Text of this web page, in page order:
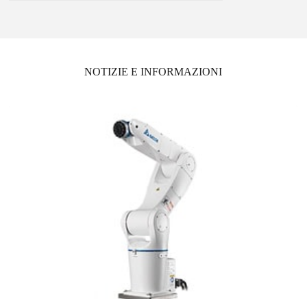
NOTIZIE E INFORMAZIONI